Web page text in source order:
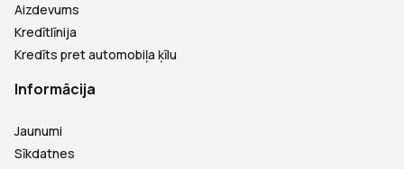
Aizdevums
Kredītlīnija
Kredīts pret automobiļa ķīlu
Informācija
Jaunumi
Sīkdatnes